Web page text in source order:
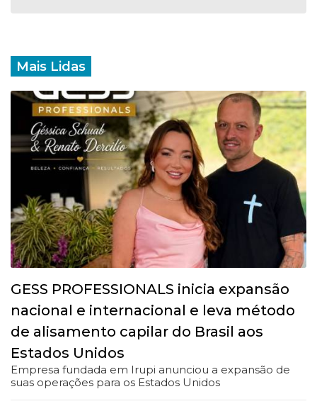
Mais Lidas
GESS PROFESSIONALS inicia expansão
nacional e internacional e leva método
de alisamento capilar do Brasil aos
Estados Unidos
Empresa fundada em Irupi anunciou a expansão de
suas operações para os Estados Unidos